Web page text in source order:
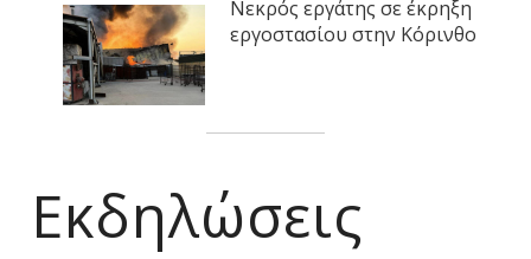
Νεκρός εργάτης σε έκρηξη
εργοστασίου στην Κόρινθο
Εκδηλώσεις